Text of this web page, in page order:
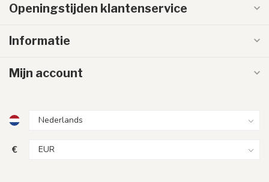
Openingstijden klantenservice
Informatie
Mijn account
€